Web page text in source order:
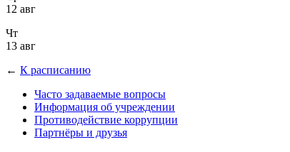
12 авг
Чт
13 авг
← К расписанию
Часто задаваемые вопросы
Информация об учреждении
Противодействие коррупции
Партнёры и друзья